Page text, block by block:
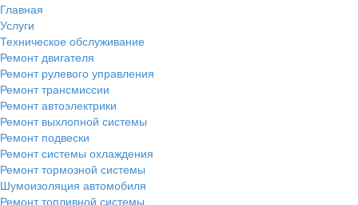
Главная
Услуги
Техническое обслуживание
Ремонт двигателя
Ремонт рулевого управления
Ремонт трансмиссии
Ремонт автоэлектрики
Ремонт выхлопной системы
Ремонт подвески
Ремонт системы охлаждения
Ремонт тормозной системы
Шумоизоляция автомобиля
Ремонт топливной системы